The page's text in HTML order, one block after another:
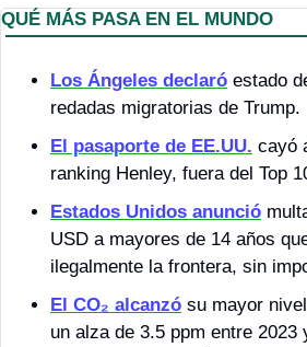
QUÉ MÁS PASA EN EL MUNDO
Los Ángeles declaró estado
redadas migratorias de Trump.
El pasaporte de EE.UU. cayó
ranking Henley, fuera del Top
Estados Unidos anunció
USD a mayores de 14 años
ilegalmente la frontera, sin
El CO₂ alcanzó su mayor
un alza de 3.5 ppm entre 2023